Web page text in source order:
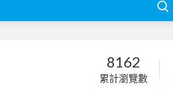
8162
累計瀏覽數